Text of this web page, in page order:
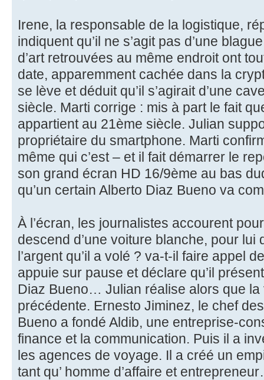
Irene, la responsable de la logistique,
indiquent qu’il ne s’agit pas d’une
d’art retrouvées au même endroit ont
date, apparemment cachée dans la
se lève et déduit qu’il s’agirait d’une
siècle. Marti corrige : mis à part le fait
appartient au 21ème siècle. Julian
propriétaire du smartphone. Marti
même qui c’est – et il fait démarrer le
son grand écran HD 16/9ème au bas
qu’un certain Alberto Diaz Bueno va
À l’écran, les journalistes accourent
descend d’une voiture blanche, pour lui
l’argent qu’il a volé ? va-t-il faire appel
appuie sur pause et déclare qu’il
Diaz Bueno… Julian réalise alors que la
précédente. Ernesto Jiminez, le chef
Bueno a fondé Aldib, une entreprise-
finance et la communication. Puis il a
les agences de voyage. Il a créé un
tant qu’ homme d’affaire et